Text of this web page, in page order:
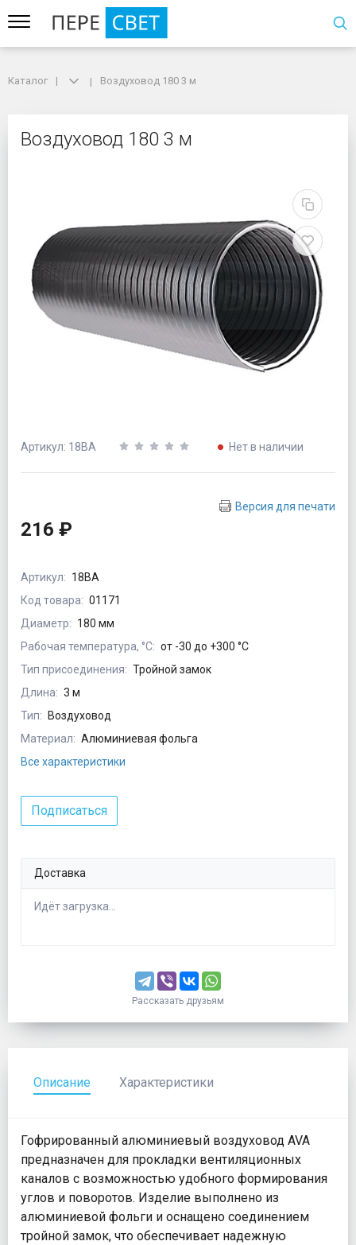
Воздуховод 180 3 м
Каталог Воздуховод 180 3 м
Воздуховод 180 3 м
Артикул: 18ВА Нет в наличии
Версия для печати
216 ₽
Артикул: 18ВА
Код товара: 01171
Диаметр: 180 мм
Рабочая температура, °С: от -30 до +300 °С
Тип присоединения: Тройной замок
Длина: 3 м
Тип:
Воздуховод
Материал: Алюминиевая фольга
Все характеристики
Подписаться
Доставка
Идёт загрузка...
Рассказать друзьям
Описание Характеристики
Гофрированный алюминиевый воздуховод AVA
предназначен для прокладки вентиляционных
каналов с возможностью удобного формирования
углов и поворотов. Изделие выполнено из
алюминиевой фольги и оснащено соединением
тройной замок, что обеспечивает надежную